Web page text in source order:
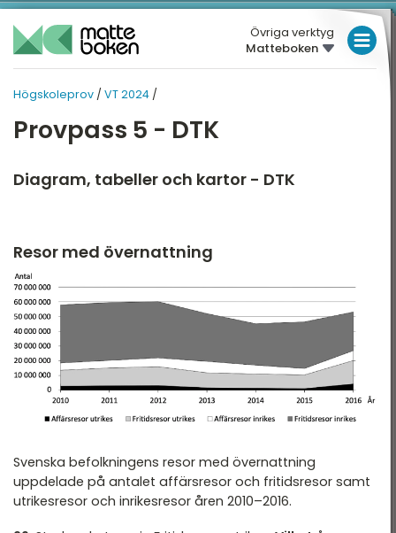
Övriga verktyg
Matteboken
Högskoleprov / VT 2024 /
Provpass 5 - DTK
Diagram, tabeller och kartor - DTK
Resor med övernattning
Svenska befolkningens resor med övernattning
uppdelade på antalet affärsresor och fritidsresor samt
utrikesresor och inrikesresor åren 2010–2016.
LÅGSTADIET
HÖGSTADIET
GYMNASIET
VT 2026
VT 2024
VT 2023
HT 2022
VT 2022 - mars
HT 2021
DIGITALA VERKTYG
MATTE PÅ LÄTT SV
KUL MED MATTE